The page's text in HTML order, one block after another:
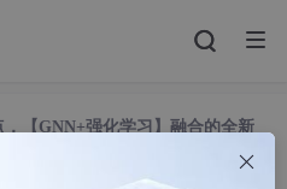
，【GNN+强化学习】融合的全新